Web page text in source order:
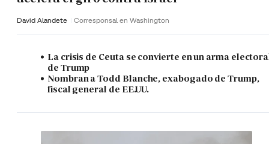
David Alandete Corresponsal en Washington
La crisis de Ceuta se convierte en un arma
de Trump
Nombran a Todd Blanche, exabogado de Trump,
fiscal general de EE.UU.